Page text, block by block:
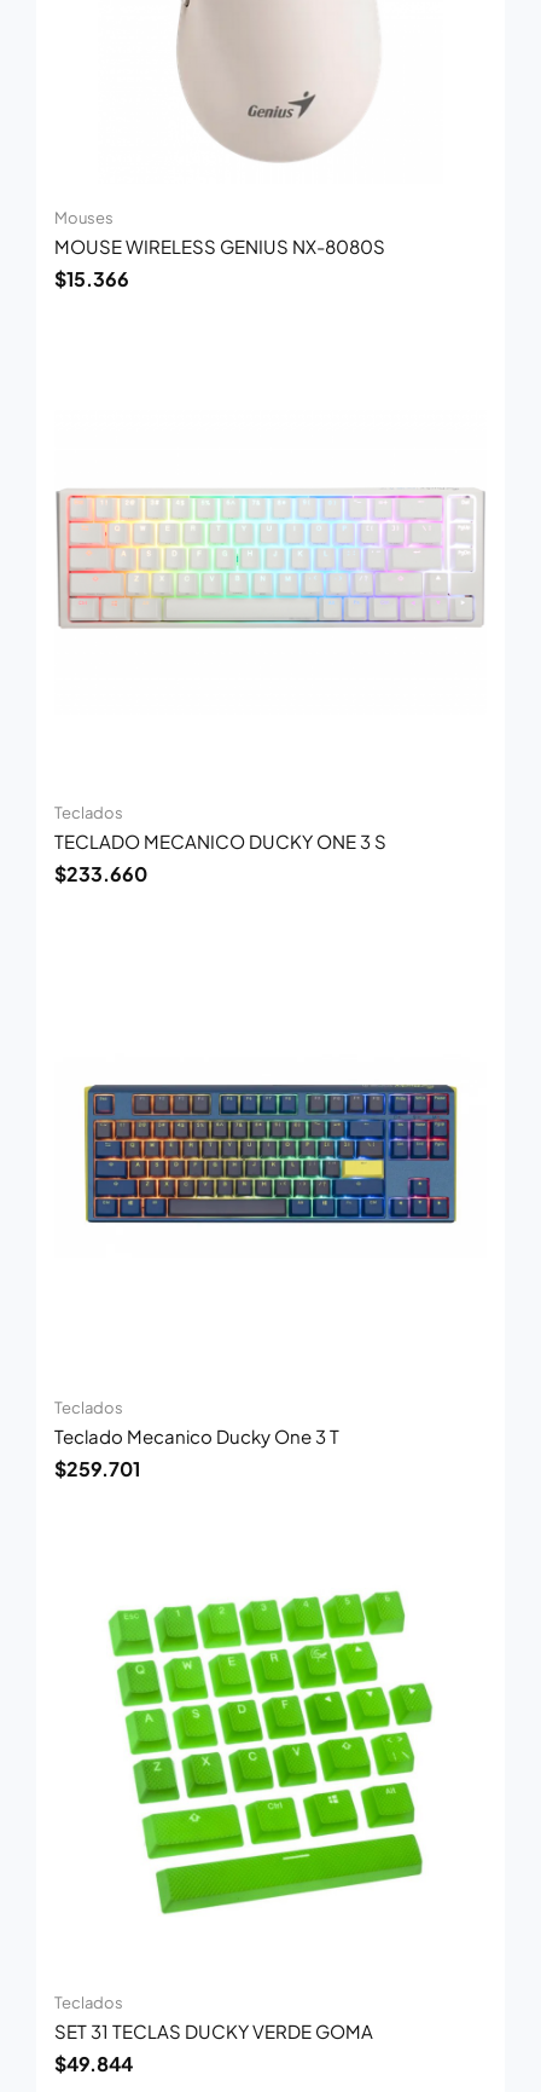
Mouses
MOUSE WIRELESS GENIUS NX-8080S
$15.366
Teclados
TECLADO MECANICO DUCKY ONE 3 S
$233.660
Teclados
Teclado Mecanico Ducky One 3 T
$259.701
Teclados
SET 31 TECLAS DUCKY VERDE GOMA
$49.844